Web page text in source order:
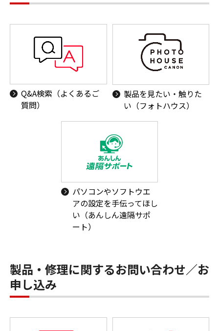
Q&A検索（よくあるご
質問）
製品を見たい・触りた
い（フォトハウス）
パソコンやソフトウエ
アの設定を手伝ってほし
い（あんしん遠隔サポ
ート）
製品・修理に関するお問い合わせ／お
申し込み